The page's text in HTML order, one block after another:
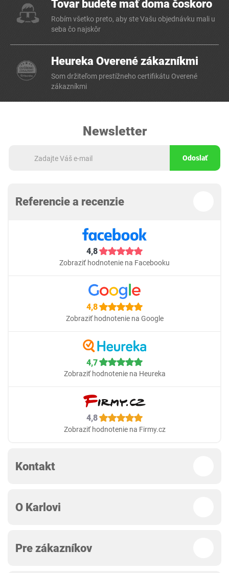
Tovar budete mať doma čoskoro
Robím všetko preto, aby ste Vašu objednávku mali u
seba čo najskôr
Heureka Overené zákazníkmi
Som držiteľom prestížneho certifikátu Overené
zákazníkmi
Newsletter
Odoslať
Referencie a recenzie
4,8
Zobraziť hodnotenie na Facebooku
4,8
Zobraziť hodnotenie na Google
4,7
Zobraziť hodnotenie na Heureka
4,8
Zobraziť hodnotenie na Firmy.cz
Kontakt
O Karlovi
Pre zákazníkov